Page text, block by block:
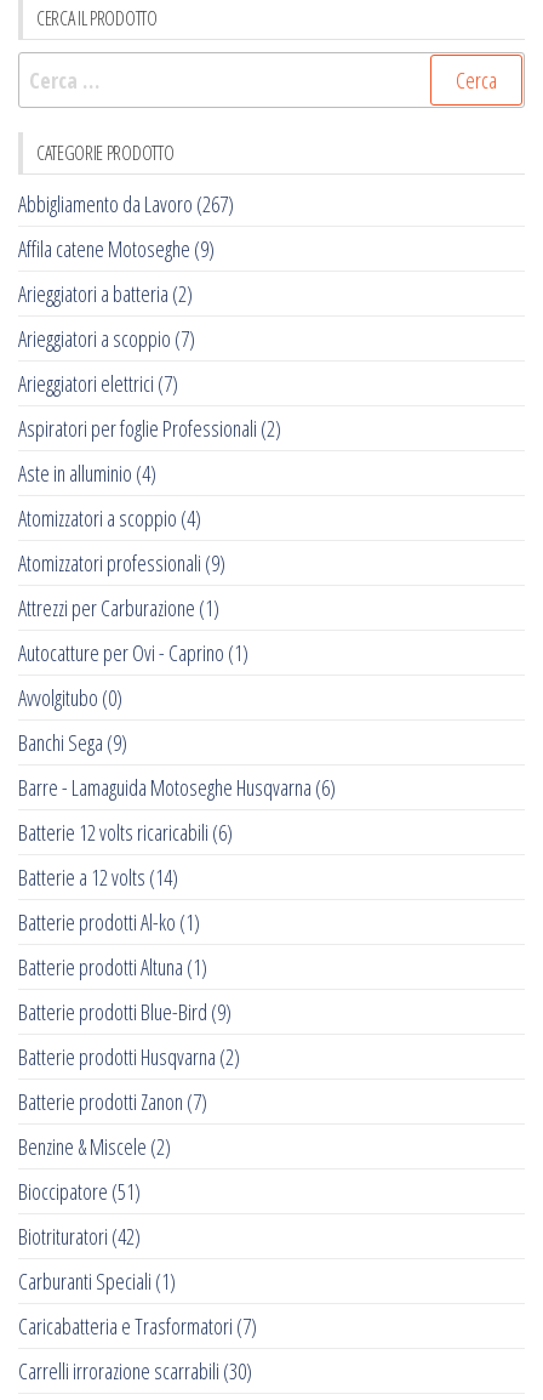
CERCA IL PRODOTTO
Ricerca
per:
CATEGORIE PRODOTTO
Abbigliamento da Lavoro (267)
Affila catene Motoseghe (9)
Arieggiatori a batteria (2)
Arieggiatori a scoppio (7)
Arieggiatori elettrici (7)
Aspiratori per foglie Professionali (2)
Aste in alluminio (4)
Atomizzatori a scoppio (4)
Atomizzatori professionali (9)
Attrezzi per Carburazione (1)
Autocatture per Ovi - Caprino (1)
Avvolgitubo (0)
Banchi Sega (9)
Barre - Lamaguida Motoseghe Husqvarna (6)
Batterie 12 volts ricaricabili (6)
Batterie a 12 volts (14)
Batterie prodotti Al-ko (1)
Batterie prodotti Altuna (1)
Batterie prodotti Blue-Bird (9)
Batterie prodotti Husqvarna (2)
Batterie prodotti Zanon (7)
Benzine & Miscele (2)
Bioccipatore (51)
Biotrituratori (42)
Carburanti Speciali (1)
Caricabatteria e Trasformatori (7)
Carrelli irrorazione scarrabili (30)